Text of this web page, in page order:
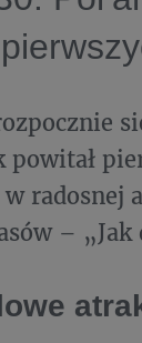
powitał
w radosnej
–